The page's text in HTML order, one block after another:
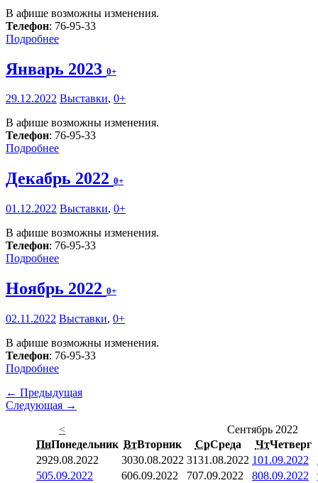
В афише возможны изменения.
Телефон: 76-95-33
Подробнее
Январь 2023 0+
29.12.2022 Выставки, 0+
В афише возможны изменения.
Телефон: 76-95-33
Подробнее
Декабрь 2022 0+
01.12.2022 Выставки, 0+
В афише возможны изменения.
Телефон: 76-95-33
Подробнее
Ноябрь 2022 0+
02.11.2022 Выставки, 0+
В афише возможны изменения.
Телефон: 76-95-33
Подробнее
← Предыдущая
Следующая →
<
Сентябрь 2022
ПнПонедельник ВтВторник СрСреда ЧтЧетверг
2929.08.2022 3030.08.2022 3131.08.2022 101.09.2022
505.09.2022 606.09.2022 707.09.2022 808.09.2022